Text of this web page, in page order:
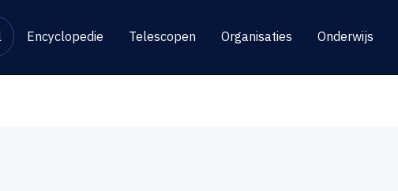
Encyclopedie Telescopen Organisaties Onderwijs